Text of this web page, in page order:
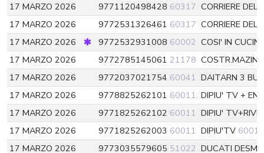
17 MARZO 2026
9771120498428 60317 CORRIERE
17 MARZO 2026
9772531326461 60317 CORRIERE
17 MARZO 2026
9772532931008 60002 COSI' IN
17 MARZO 2026
9772785145061 21178
17 MARZO 2026
9772037021754 60041 DAITARN 3
17 MARZO 2026
9778825262101 60011 DIPIU' TV +
17 MARZO 2026
9771825262102 60011 DIPIU'
17 MARZO 2026
9771825262003 60011 DIPIU'TV 60011
17 MARZO 2026
9773035579605 51022 DUCATI